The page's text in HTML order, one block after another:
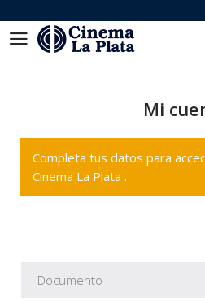
Mi
Completa tus datos para
Cinema La Plata .